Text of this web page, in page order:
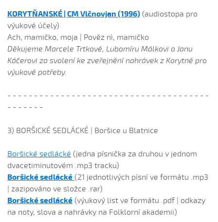
KORYTŇANSKÉ | CM Vlčnovjan (1996) (audiostopa pro
výukové účely)
Ach, mamičko, moja | Pověz nì, mamičko
Děkujeme Marcele Trtkové, Lubomíru Málkovi a Janu
Káčerovi za svolení ke zveřejnění nahrávek z Korytné pro
výukové potřeby.
- - - - - - - - - - - - - - - - - - - - - - - - - - - - - - - - - - - - - -
- - - - - - -
3) BORŠICKÉ SEDLÁCKÉ | Boršice u Blatnice
Boršické sedlácké (jedna písnička za druhou v jednom
dvacetiminutovém .mp3 tracku)
Boršické sedlácké (21 jednotlivých písní ve formátu .mp3
| zazipováno ve složce .rar)
Boršické sedlácké (výukový list ve formátu .pdf | odkazy
na noty, slova a nahrávky na Folklorní akademii)